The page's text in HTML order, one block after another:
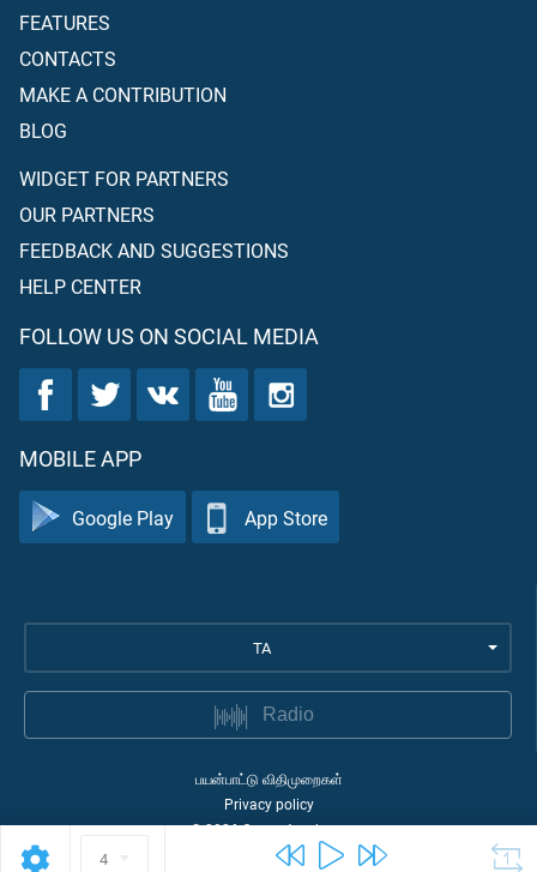
4
FEATURES
CONTACTS
MAKE A CONTRIBUTION
BLOG
WIDGET FOR PARTNERS
OUR PARTNERS
FEEDBACK AND SUGGESTIONS
HELP CENTER
FOLLOW US ON SOCIAL MEDIA
MOBILE APP
Google Play App Store
TA
Radio
பயன்பாட்டு விதிமுறைகள்
Privacy policy
©2026Quran Academy